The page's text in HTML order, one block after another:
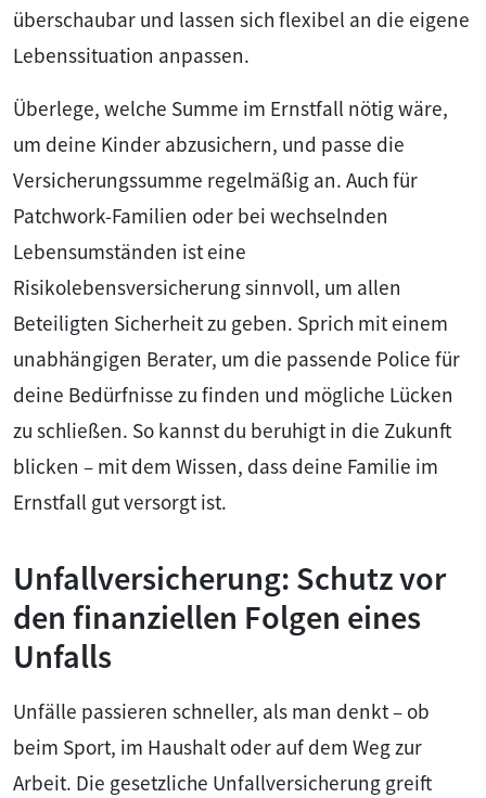
überschaubar und lassen sich flexibel an die eigene
Lebenssituation anpassen.
Überlege, welche Summe im Ernstfall nötig wäre,
um deine Kinder abzusichern, und passe die
Versicherungssumme regelmäßig an. Auch für
Patchwork-Familien oder bei wechselnden
Lebensumständen ist eine
Risikolebensversicherung sinnvoll, um allen
Beteiligten Sicherheit zu geben. Sprich mit einem
unabhängigen Berater, um die passende Police für
deine Bedürfnisse zu finden und mögliche Lücken
zu schließen. So kannst du beruhigt in die Zukunft
blicken – mit dem Wissen, dass deine Familie im
Ernstfall gut versorgt ist.
Unfallversicherung: Schutz vor
den finanziellen Folgen eines
Unfalls
Unfälle passieren schneller, als man denkt – ob
beim Sport, im Haushalt oder auf dem Weg zur
Arbeit. Die gesetzliche Unfallversicherung greift